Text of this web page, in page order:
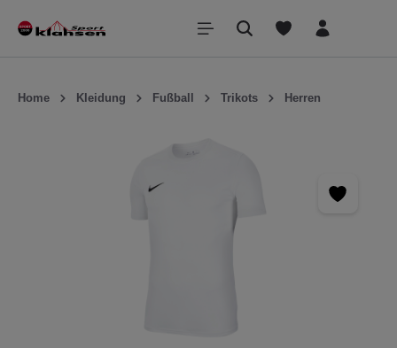
springen
Home Kleidung Fußball Trikots Herren